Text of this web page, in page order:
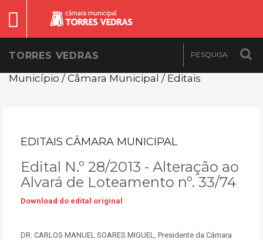
TORRES VEDRAS
Município / Câmara Municipal / Editais
EDITAIS CÂMARA MUNICIPAL
Edital N.º 28/2013 - Alteração ao
Alvará de Loteamento nº. 33/74
Download do edital original
DR. CARLOS MANUEL SOARES MIGUEL, Presidente da Câmara